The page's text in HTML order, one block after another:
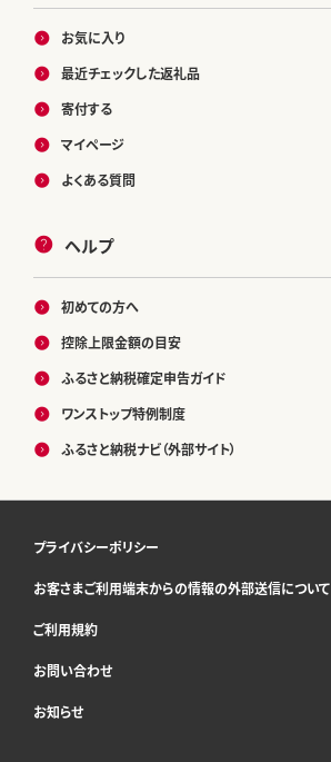
お気に入り
最近チェックした返礼品
寄付する
マイページ
よくある質問
ヘルプ
初めての方へ
控除上限金額の目安
ふるさと納税確定申告ガイド
ワンストップ特例制度
ふるさと納税ナビ（外部サイト）
プライバシーポリシー
お客さまご利用端末からの情報の外部送信について
ご利用規約
お問い合わせ
お知らせ